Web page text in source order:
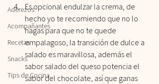
Aderezos
Acompañantes
Recetas
Snacks
Tips de Cocina
Es opcional endulzar la crema, de
hecho yo te recomiendo que no lo
hagas para que no te quede
empalagoso, la transición de dulce a
salado es maravillosa, además el
sabor salado del queso potencia el
sabor del chocolate, así que ganas